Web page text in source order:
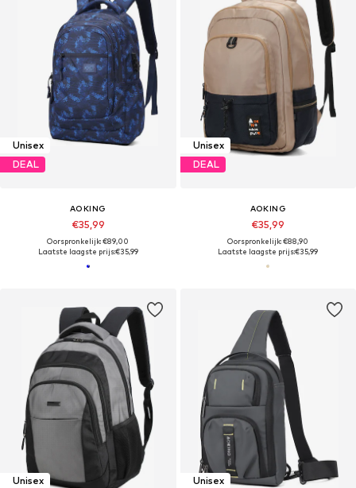
Unisex
DEAL
AOKING
€35,99
Oorspronkelijk: €89,00
Laatste laagste prijs:€35,99
Unisex
DEAL
AOKING
€35,99
Oorspronkelijk: €88,90
Laatste laagste prijs:€35,99
Unisex
Unisex